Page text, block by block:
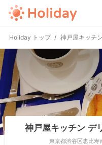
Holiday トップ 神戸屋キッチ
神戸屋キッチン デ
東京都渋谷区恵比寿